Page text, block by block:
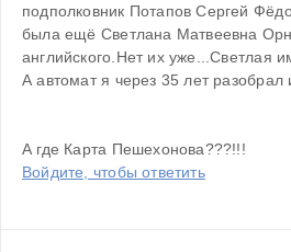
подполковник Потапов Сергей
была ещё Светлана Матвеевна
английского.Нет их уже...Светлая
А автомат я через 35 лет разобрал
А где Карта Пешехонова???!!!
Войдите, чтобы ответить